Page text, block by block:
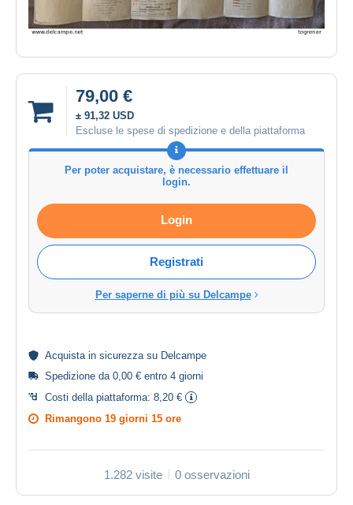
79,00 €
± 91,32 USD
Escluse le spese di spedizione e della piattaforma
Per poter acquistare, è necessario effettuare il
login.
Login
Registrati
Per saperne di più su Delcampe
Acquista in sicurezza su Delcampe
Spedizione da 0,00 € entro 4 giorni
Costi della piattaforma: 8,20 €
Rimangono 19 giorni 15 ore
1.282 visite 0 osservazioni